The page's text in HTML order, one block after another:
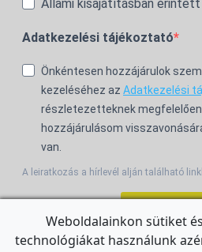
Állami kisajátításban érintett
Adatkezelési tájékoztató
Önkéntesen hozzájárulok
kezeléséhez az Adatkezelési
részletezetteknek
hozzájárulásom
van.
A leiratkozás a hírlevél alján található
Weboldalainkon sütiket
technológiákat használunk